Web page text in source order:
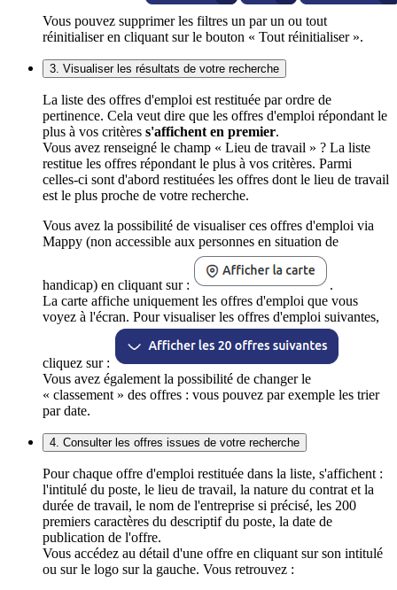
Vous pouvez supprimer les filtres un par un ou tout
réinitialiser en cliquant sur le bouton « Tout réinitialiser ».
3. Visualiser les résultats de votre recherche
La liste des offres d'emploi est restituée par ordre de
pertinence. Cela veut dire que les offres d'emploi répondant le
plus à vos critères s'affichent en premier.
Vous avez renseigné le champ « Lieu de travail » ? La liste
restitue les offres répondant le plus à vos critères. Parmi
celles-ci sont d'abord restituées les offres dont le lieu de travail
est le plus proche de votre recherche.
Vous avez la possibilité de visualiser ces offres d'emploi via
Mappy (non accessible aux personnes en situation de
handicap) en cliquant sur :
.
La carte affiche uniquement les offres d'emploi que vous
voyez à l'écran. Pour visualiser les offres d'emploi suivantes,
cliquez sur :
Vous avez également la possibilité de changer le
« classement » des offres : vous pouvez par exemple les trier
par date.
4. Consulter les offres issues de votre recherche
Pour chaque offre d'emploi restituée dans la liste, s'affichent :
l'intitulé du poste, le lieu de travail, la nature du contrat et la
durée de travail, le nom de l'entreprise si précisé, les 200
premiers caractères du descriptif du poste, la date de
publication de l'offre.
Vous accédez au détail d'une offre en cliquant sur son intitulé
ou sur le logo sur la gauche. Vous retrouvez :